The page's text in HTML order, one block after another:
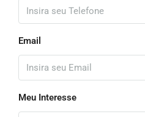
Email
Meu Interesse